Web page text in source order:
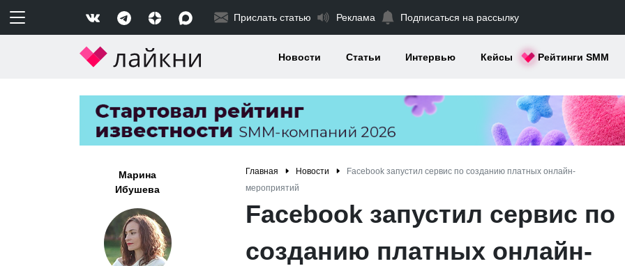
Прислать статью Реклама Подписаться на рассылку
Новости Статьи Интервью Кейсы Рейтинги SMM
Марина
Ибушева
Главная Новости
Facebook запустил сервис по созданию платных онлайн-
мероприятий
Facebook запустил сервис по
созданию платных онлайн-